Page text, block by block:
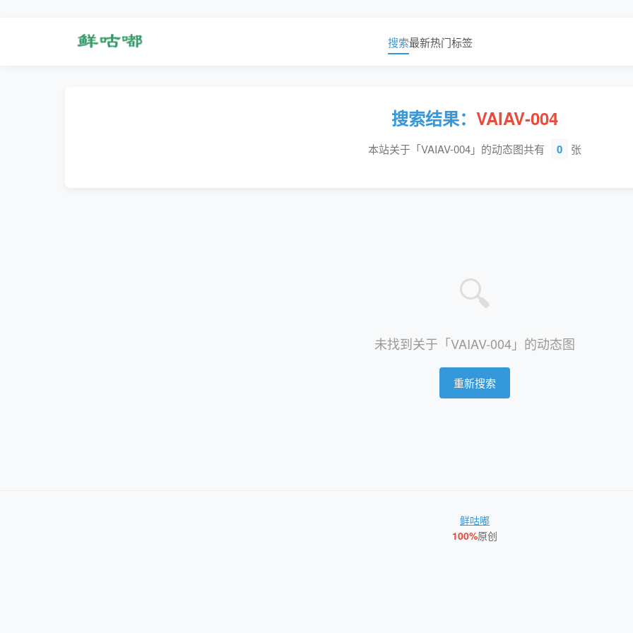
搜索最新热门标签
搜索结果： VAIAV-004
本站关于「VAIAV-004」的动态图共有 0 张
🔍
未找到关于「VAIAV-004」的动态图
重新搜索
鲜咕嘟
100%原创